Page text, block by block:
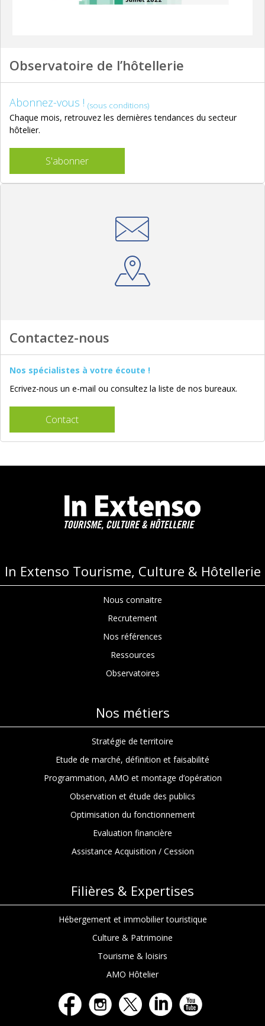
Observatoire de l’hôtellerie
Abonnez-vous ! (sous conditions)
Chaque mois, retrouvez les dernières tendances du secteur
hôtelier.
S'abonner
Contactez-nous
Nos spécialistes à votre écoute !
Ecrivez-nous un e-mail ou consultez la liste de nos bureaux.
Contact
In Extenso Tourisme, Culture & Hôtellerie
Nous connaitre
Recrutement
Nos références
Ressources
Observatoires
Nos métiers
Stratégie de territoire
Etude de marché, définition et faisabilité
Programmation, AMO et montage d’opération
Observation et étude des publics
Optimisation du fonctionnement
Evaluation financière
Assistance Acquisition / Cession
Filières & Expertises
Hébergement et immobilier touristique
Culture & Patrimoine
Tourisme & loisirs
AMO Hôtelier